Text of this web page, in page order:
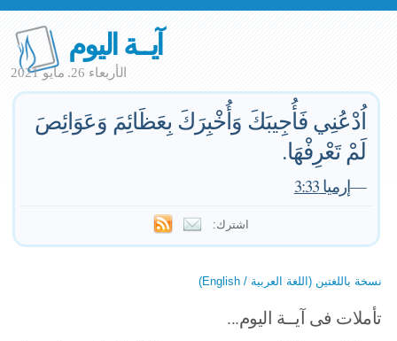
آيــة اليوم
الأربعاء 26. مايو 2021
اُدْعُنِي فَأُجِيبَكَ وَأُخْبِرَكَ بِعَظَائِمَ وَعَوَائِصَ
لَمْ تَعْرِفْهَا.
—إرميا 3:33
اشترك:
نسخة باللغتين (اللغة العربية / English)
تأملات فى آيــة اليوم...